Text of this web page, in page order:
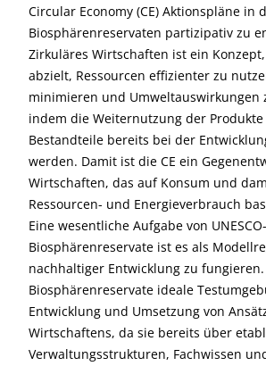
Circular Economy (CE) Aktionspläne in
Biosphärenreservaten partizipativ zu
Zirkuläres Wirtschaften ist ein
abzielt, Ressourcen effizienter zu
minimieren und Umweltauswirkungen
indem die Weiternutzung der
Bestandteile bereits bei der
werden. Damit ist die CE ein
Wirtschaften, das auf Konsum und
Ressourcen- und Energieverbrauch
Eine wesentliche Aufgabe von UNESCO-
Biosphärenreservate ist es als
nachhaltiger Entwicklung zu
Biosphärenreservate ideale
Entwicklung und Umsetzung von
Wirtschaftens, da sie bereits über
Verwaltungsstrukturen, Fachwissen